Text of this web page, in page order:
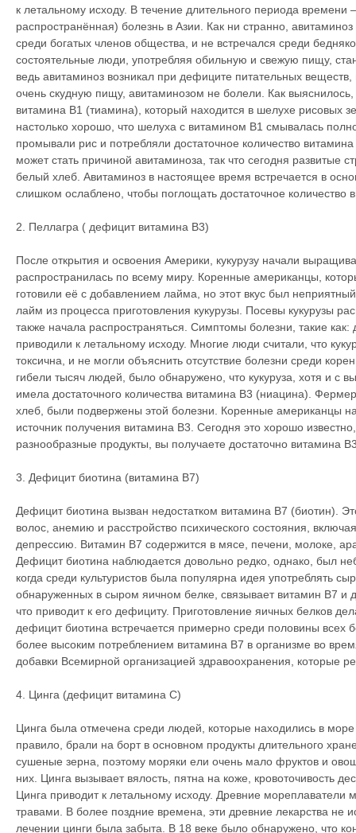
к летальному исходу. В течение длительного периода
распространённая) болезнь в Азии. Как ни странно,
среди богатых членов общества, и не встречался среди
состоятельные люди, употребляя обильную и свежую пищу,
ведь авитаминоз возникал при дефиците питательных
очень скудную пищу, авитаминозом не болели. Как
витамина В1 (тиамина), который находится в шелухе рисовых
настолько хорошо, что шелуха с витамином B1 смывалась
промывали рис и потребляли достаточное количество
может стать причиной авитаминоза, так что сегодня развитые
белый хлеб. Авитаминоз в настоящее время встречается в
слишком ослаблено, чтобы поглощать достаточное количество
2. Пеллагра ( дефицит витамина В3)
После открытия и освоения Америки, кукурузу начали
распространилась по всему миру. Коренные американцы,
готовили её с добавлением лайма, но этот вкус был
лайм из процесса приготовления кукурузы. Посевы кукурузы
также начала распространяться. Симптомы болезни, такие
приводили к летальному исходу. Многие люди считали, что
токсична, и не могли объяснить отсутствие болезни среди
гибели тысяч людей, было обнаружено, что кукуруза, хотя и с
имела достаточного количества витамина В3 (ниацина).
хлеб, были подвержены этой болезни. Коренные американцы
источник получения витамина B3. Сегодня это хорошо
разнообразные продукты, вы получаете достаточно витамина
3. Дефицит биотина (витамина В7)
Дефицит биотина вызван недостатком витамина В7 (биотин).
волос, анемию и расстройство психического состояния,
депрессию. Витамин B7 содержится в мясе, печени, молоке,
Дефицит биотина наблюдается довольно редко, однако, был
когда среди культуристов была популярна идея употреблять
обнаруженных в сыром яичном белке, связывает витамин B7 и
что приводит к его дефициту. Приготовление яичных белков
дефицит биотина встречается примерно среди половины всех
более высоким потреблением витамина B7 в организме во
добавки Всемирной организацией здравоохранения, которые
4. Цинга (дефицит витамина С)
Цинга была отмечена среди людей, которые находились в
правило, брали на борт в основном продукты длительного
сушеные зерна, поэтому моряки ели очень мало фруктов и
них. Цинга вызывает вялость, пятна на коже, кровоточивость
Цинга приводит к летальному исходу. Древние мореплаватели
травами. В более поздние времена, эти древние лекарства не
лечении цинги была забыта. В 18 веке было обнаружено, что